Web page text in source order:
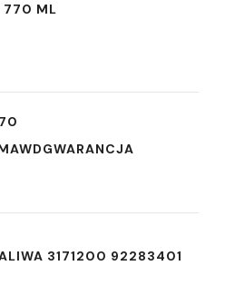
770 ML
3171200 92283401